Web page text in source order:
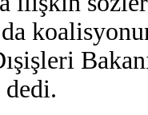
dedi.